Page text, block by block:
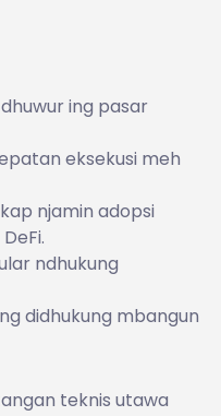
ing pasar
eksekusi meh
njamin adopsi
ndhukung
didhukung mbangun
teknis utawa